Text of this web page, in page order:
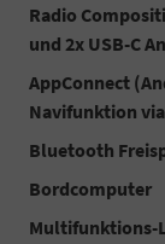
Radio
und 2x USB-C
AppConnect
Navifunktion
Bluetooth
Bordcomputer
Multifunktions-